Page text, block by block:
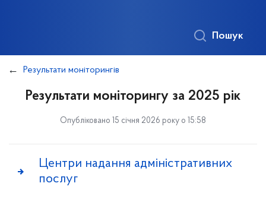
Пошук
Результати моніторингів
Результати моніторингу за 2025 рік
Опубліковано 15 січня 2026 року о 15:58
Центри надання адміністративних
послуг